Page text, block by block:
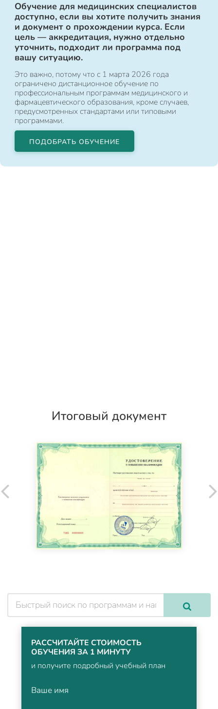
Обучение для медицинских специалистов
доступно, если вы хотите получить знания
и документ о прохождении курса. Если
цель — аккредитация, нужно отдельно
уточнить, подходит ли программа под
вашу ситуацию.
Это важно, потому что с 1 марта 2026 года
ограничено дистанционное обучение по
профессиональным программам медицинского и
фармацевтического образования, кроме случаев,
предусмотренных стандартами или типовыми
программами.
ПОДОБРАТЬ ОБУЧЕНИЕ
Итоговый документ
РАССЧИТАЙТЕ СТОИМОСТЬ
ОБУЧЕНИЯ ЗА 1 МИНУТУ
и получите подробный учебный план
Ваше имя